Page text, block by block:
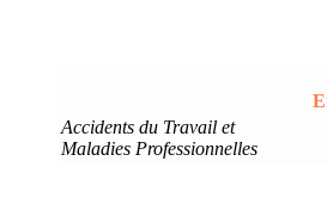
Accidents du Travail et
Maladies Professionnelles